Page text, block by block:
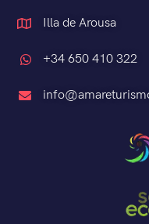
Illa de Arousa
+34 650 410 322